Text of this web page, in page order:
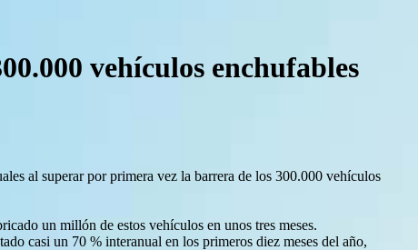
vehículos enchufables
al superar por primera vez la barrera de los 300.000 vehículos
un millón de estos vehículos en unos tres meses.
casi un 70 % interanual en los primeros diez meses del año,